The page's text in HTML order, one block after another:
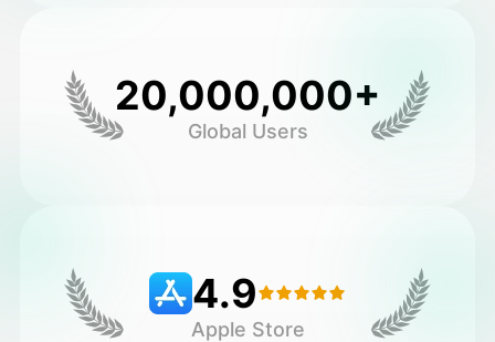
20,000,000+
Global Users
4.9
Apple Store